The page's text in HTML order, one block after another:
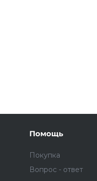
Помощь
Покупка
Вопрос - ответ